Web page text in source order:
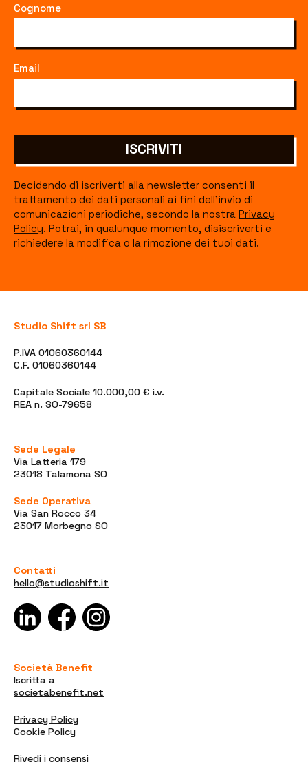
Cognome
Email
ISCRIVITI
Decidendo di iscriverti alla newsletter consenti il
trattamento dei dati personali ai fini dell'invio di
comunicazioni periodiche, secondo la nostra Privacy
Policy. Potrai, in qualunque momento, disiscriverti e
richiedere la modifica o la rimozione dei tuoi dati.
Studio Shift srl SB
P.IVA 01060360144
C.F. 01060360144
Capitale Sociale 10.000,00 € i.v.
REA n. SO-79658
Sede Legale
Via Latteria 179
23018 Talamona SO
Sede Operativa
Via San Rocco 34
23017 Morbegno SO
Contatti
hello@studioshift.it
Società Benefit
Iscritta a
societabenefit.net
Privacy Policy
Cookie Policy
Rivedi i consensi